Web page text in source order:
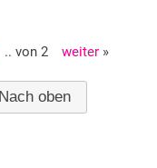
.. von 2 weiter »
Nach oben